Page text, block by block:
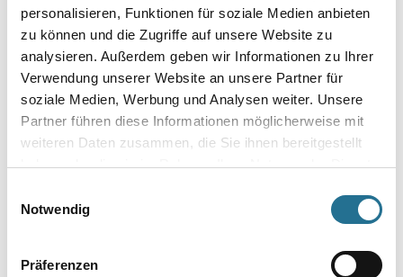
personalisieren, Funktionen für soziale Medien anbieten
zu können und die Zugriffe auf unsere Website zu
analysieren. Außerdem geben wir Informationen zu Ihrer
Verwendung unserer Website an unsere Partner für
soziale Medien, Werbung und Analysen weiter. Unsere
Partner führen diese Informationen möglicherweise mit
weiteren Daten zusammen, die Sie ihnen bereitgestellt
haben oder die sie im Rahmen Ihrer Nutzung der Dienste
Notwendig
Präferenzen
Umrechnungsfaktoren